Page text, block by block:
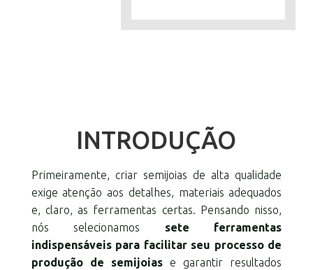
INTRODUÇÃO
Primeiramente, criar semijoias de alta qualidade
exige atenção aos detalhes, materiais adequados
e, claro, as ferramentas certas. Pensando nisso,
nós selecionamos sete ferramentas
indispensáveis para facilitar seu processo de
produção de semijoiase garantir resultados